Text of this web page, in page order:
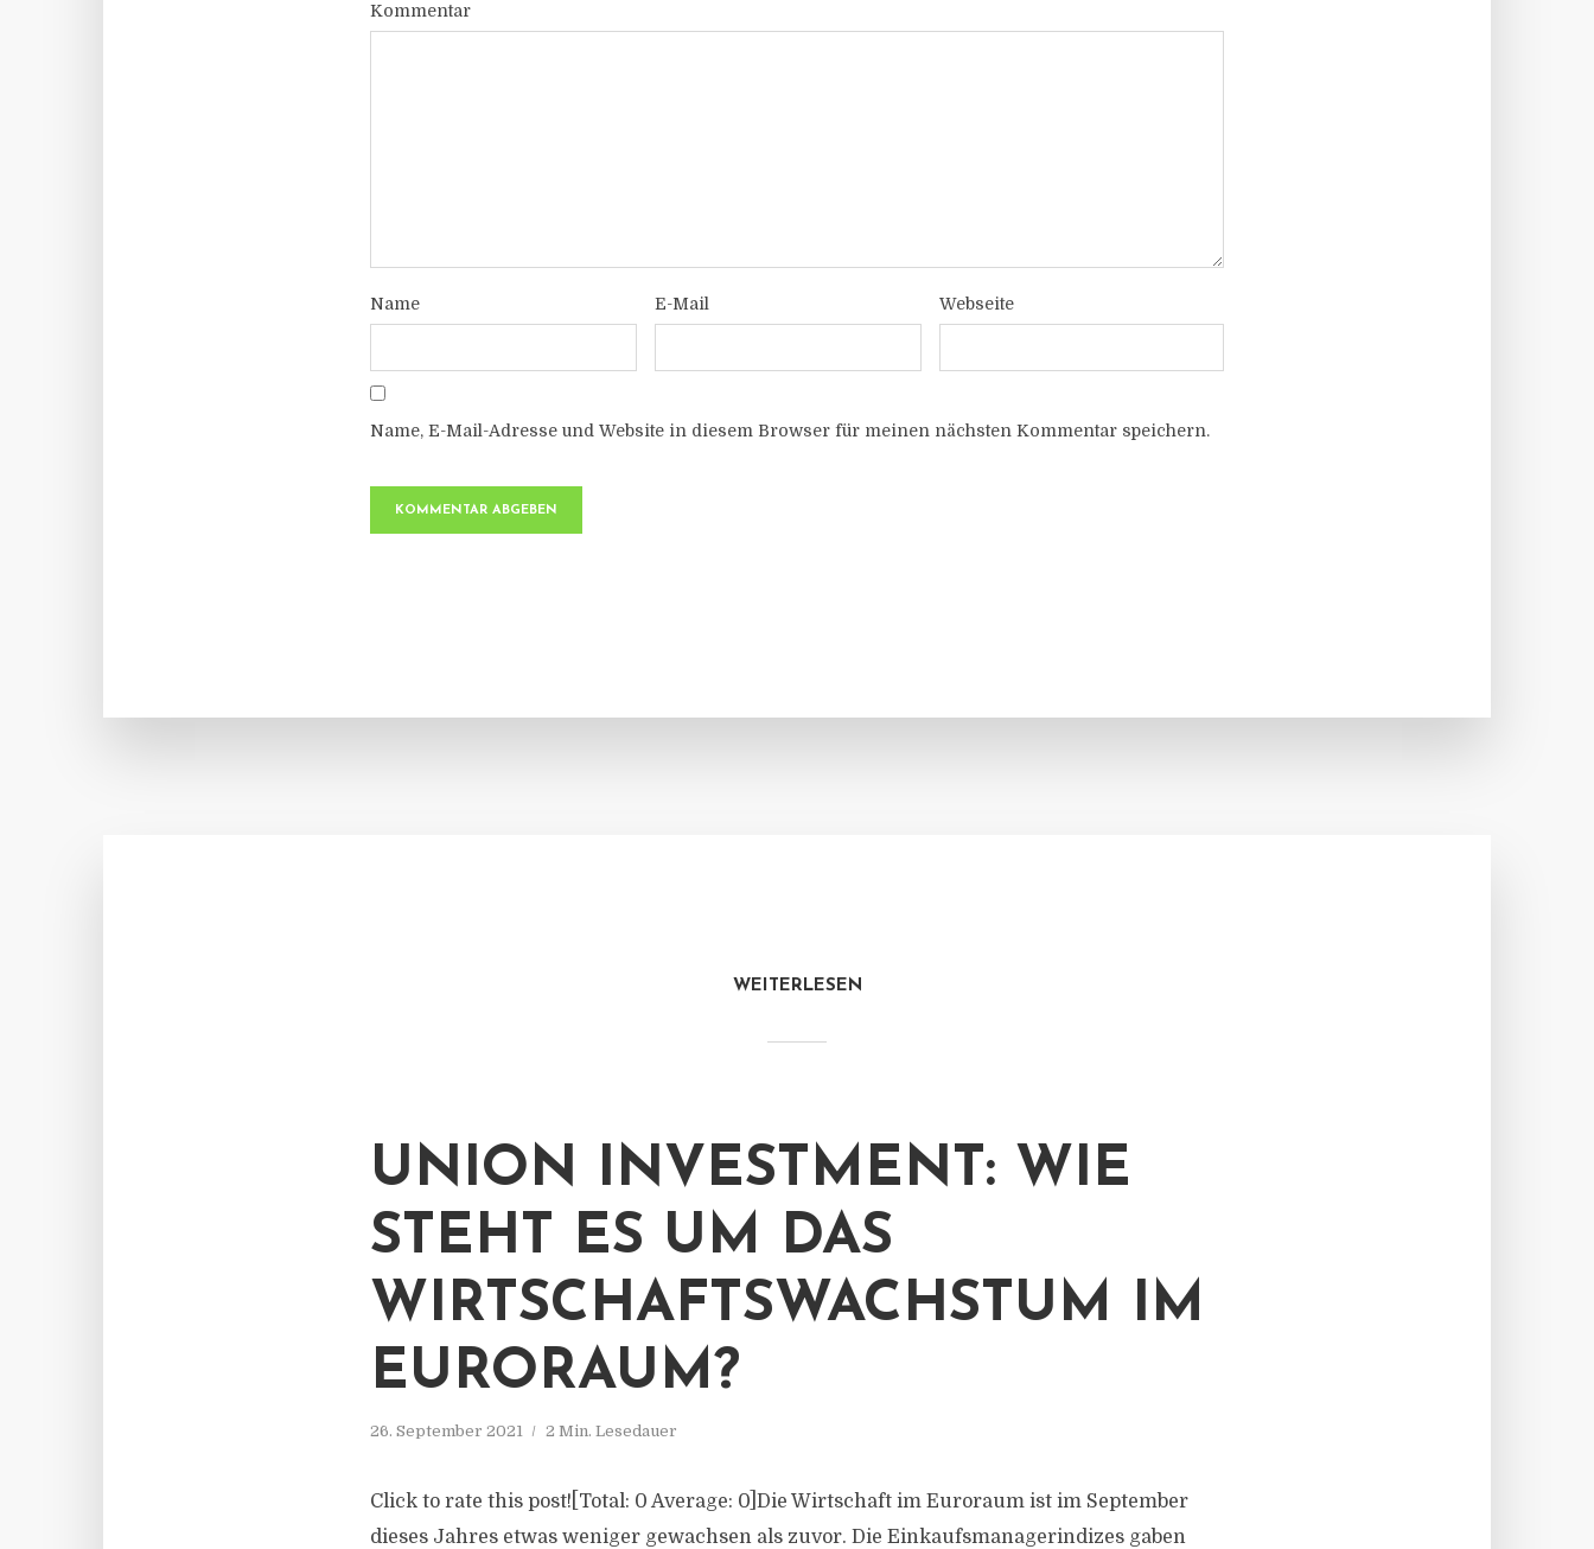
Kommentar
Name E-Mail Webseite
Name, E-Mail-Adresse und Website in diesem Browser für meinen nächsten Kommentar speichern.
WEITERLESEN
UNION INVESTMENT: WIE
STEHT ES UM DAS
WIRTSCHAFTSWACHSTUM IM
EURORAUM?
26. September 2021 2 Min. Lesedauer
Click to rate this post![Total: 0 Average: 0]Die Wirtschaft im Euroraum ist im September
dieses Jahres etwas weniger gewachsen als zuvor. Die Einkaufsmanagerindizes gaben